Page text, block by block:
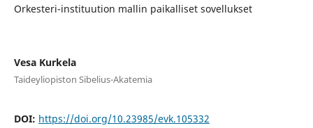
Orkesteri-instituution mallin paikalliset sovellukset
Vesa Kurkela
Taideyliopiston Sibelius-Akatemia
DOI: https://doi.org/10.23985/evk.105332